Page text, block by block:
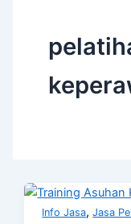
Info Jasa,Jasa